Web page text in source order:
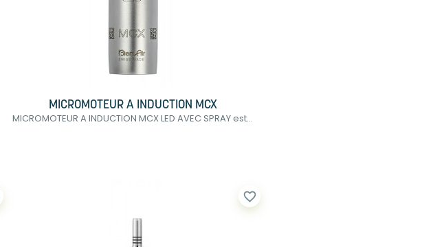
MICROMOTEUR A INDUCTION MCX
MICROMOTEUR A INDUCTION MCX LED AVEC SPRAY est...
favorite_border